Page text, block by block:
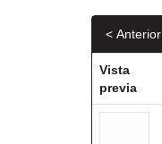
< Anterior
Vista
previa